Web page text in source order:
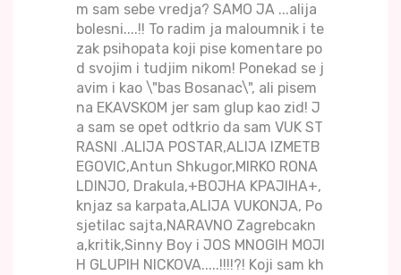
m sam sebe vredja? SAMO JA ...alija
bolesni....!! To radim ja maloumnik i te
zak psihopata koji pise komentare po
d svojim i tudjim nikom! Ponekad se j
avim i kao \"bas Bosanac\", ali pisem
na EKAVSKOM jer sam glup kao zid! J
a sam se opet odtkrio da sam VUK ST
RASNI .ALIJA POSTAR,ALIJA IZMETB
EGOVIC,Antun Shkugor,MIRKO RONA
LDINJO, Drakula,+BOJHA KPAJIHA+,
knjaz sa karpata,ALIJA VUKONJA, Po
sjetilac sajta,NARAVNO Zagrebcakn
a,kritik,Sinny Boy i JOS MNOGIH MOJI
H GLUPIH NICKOVA.....!!!!?! Koji sam kh